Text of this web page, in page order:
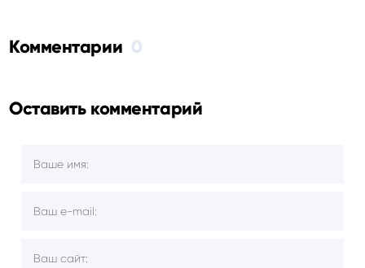
Комментарии 0
Оставить комментарий